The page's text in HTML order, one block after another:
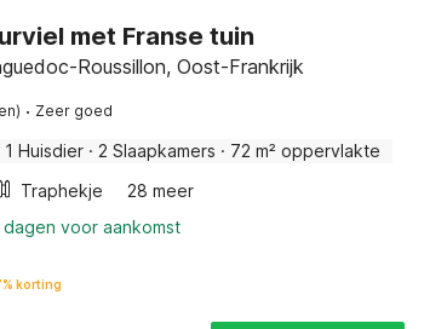
met Franse tuin
Roussillon, Oost-Frankrijk
· Zeer goed
1 Huisdier · 2 Slaapkamers · 72 m² oppervlakte
Traphekje
28 meer
voor aankomst
korting